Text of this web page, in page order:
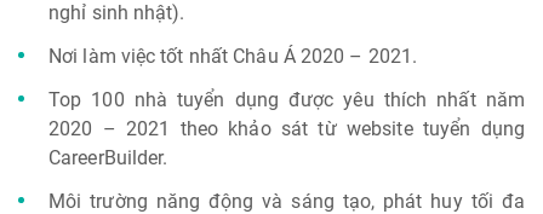
nghỉ sinh nhật).
Nơi làm việc tốt nhất Châu Á 2020 – 2021.
Top 100 nhà tuyển dụng được yêu thích nhất năm
2020 – 2021 theo khảo sát từ website tuyển dụng
CareerBuilder.
Môi trường năng động và sáng tạo, phát huy tối đa